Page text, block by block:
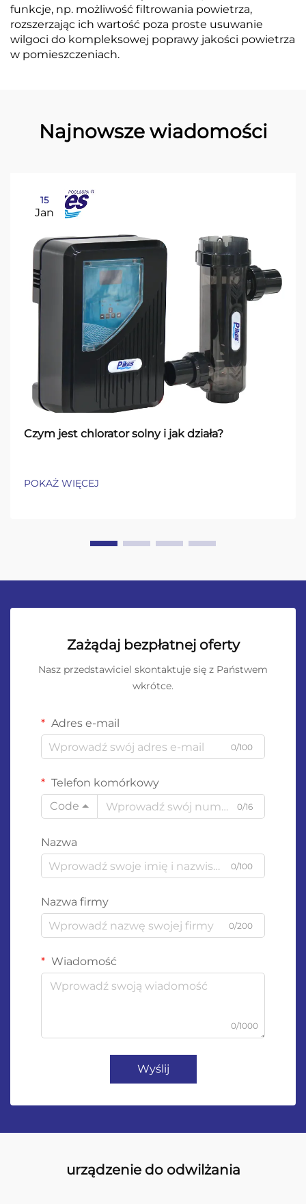
funkcje, np. możliwość filtrowania powietrza,
rozszerzając ich wartość poza proste usuwanie
wilgoci do kompleksowej poprawy jakości powietrza
w pomieszczeniach.
Najnowsze wiadomości
15
Jan
Czym jest chlorator solny i jak działa?
POKAŻ WIĘCEJ
Zażądaj bezpłatnej oferty
Nasz przedstawiciel skontaktuje się z Państwem
wkrótce.
Adres e-mail
0/100
Telefon komórkowy
Code
0/16
Nazwa
0/100
Nazwa firmy
0/200
Wiadomość
0/1000
Wyślij
urządzenie do odwilżania